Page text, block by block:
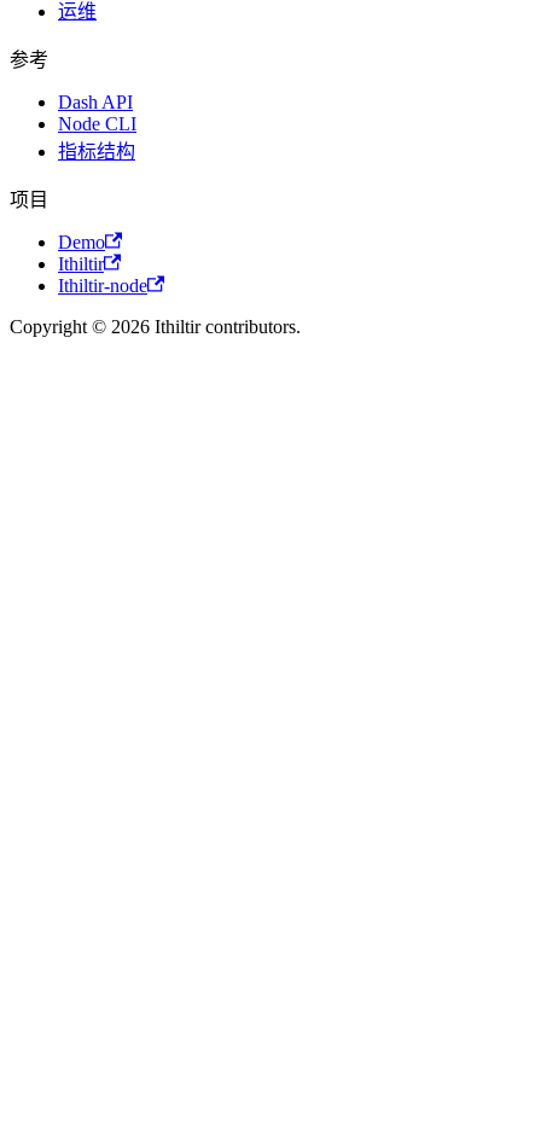
运维
参考
Dash API
Node CLI
指标结构
项目
Demo
Ithiltir
Ithiltir-node
Copyright © 2026 Ithiltir contributors.